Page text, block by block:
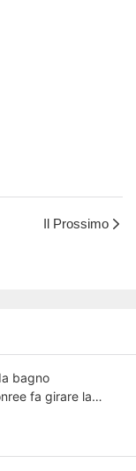
Il Prossimo
bagno
fa girare la